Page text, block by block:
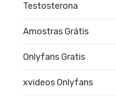
Testosterona
Amostras Grátis
Onlyfans Gratis
xvideos Onlyfans